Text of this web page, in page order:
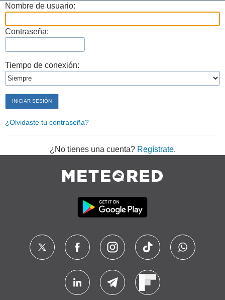
Nombre de usuario:
Contraseña:
Tiempo de conexión:
¿Olvidaste tu contraseña?
¿No tienes una cuenta? Regístrate.